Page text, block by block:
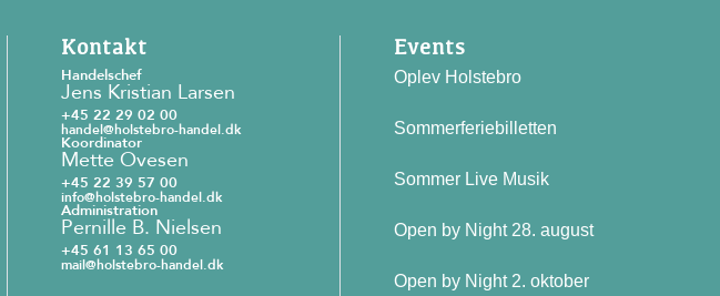
Kontakt
Handelschef
Jens Kristian Larsen
+45 22 29 02 00
handel@holstebro-handel.dk
Koordinator
Mette Ovesen
+45 22 39 57 00
info@holstebro-handel.dk
Administration
Pernille B. Nielsen
+45 61 13 65 00
mail@holstebro-handel.dk
Events
Oplev Holstebro
Sommerferiebilletten
Sommer Live Musik
Open by Night 28. august
Open by Night 2. oktober